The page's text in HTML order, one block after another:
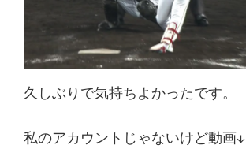
久しぶりで気持ちよかったです。
私のアカウントじゃないけど動画↓